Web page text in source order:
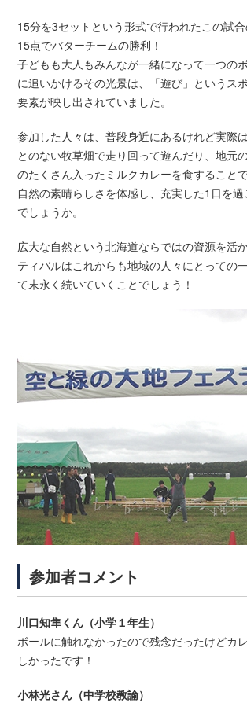
15分を3セットという形式で行われたこの試
15点でバターチームの勝利！
子どもも大人もみんなが一緒になって一つの
に追いかけるその光景は、「遊び」というス
要素が映し出されていました。
参加した人々は、普段身近にあるけれど実際
とのない牧草畑で走り回って遊んだり、地元
のたくさん入ったミルクカレーを食すること
自然の素晴らしさを体感し、充実した1日を
でしょうか。
広大な自然という北海道ならではの資源を活
ティバルはこれからも地域の人々にとっての
て末永く続いていくことでしょう！
参加者コメント
川口知隼くん（小学１年生）
ボールに触れなかったので残念だったけどカ
しかったです！
小林光さん（中学校教諭）